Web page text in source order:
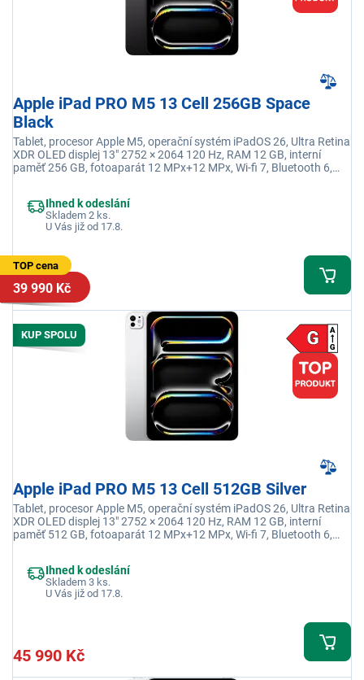
Apple iPad PRO M5 13 Cell 256GB Space
Black
Tablet, procesor Apple M5, operační systém iPadOS 26, Ultra Retina
XDR OLED displej 13" 2752 × 2064 120 Hz, RAM 12 GB, interní
paměť 256 GB, fotoaparát 12 MPx+12 MPx, Wi-fi 7, Bluetooth 6,
Ihned k odeslání
Skladem 2 ks.
U Vás již od 17.8.
TOP cena
39 990 Kč
KUP SPOLU
Apple iPad PRO M5 13 Cell 512GB Silver
Tablet, procesor Apple M5, operační systém iPadOS 26, Ultra Retina
XDR OLED displej 13" 2752 × 2064 120 Hz, RAM 12 GB, interní
paměť 512 GB, fotoaparát 12 MPx+12 MPx, Wi-fi 7, Bluetooth 6,
Ihned k odeslání
Skladem 3 ks.
U Vás již od 17.8.
45 990 Kč